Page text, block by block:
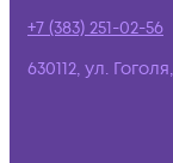
+7 (383) 251-02-56
630112, ул.